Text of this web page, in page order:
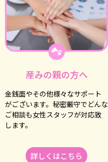
産みの親の方へ
⾦銭⾯やその他様々なサポート
がございます。秘密厳守でどんな
ご相談も⼥性スタッフが対応致
します。
詳しくはこちら